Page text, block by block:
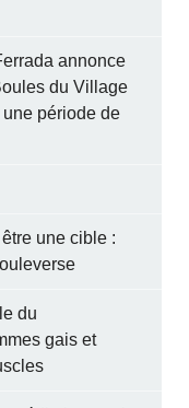
annonce
du Village
une période de
une cible :
du
gais et